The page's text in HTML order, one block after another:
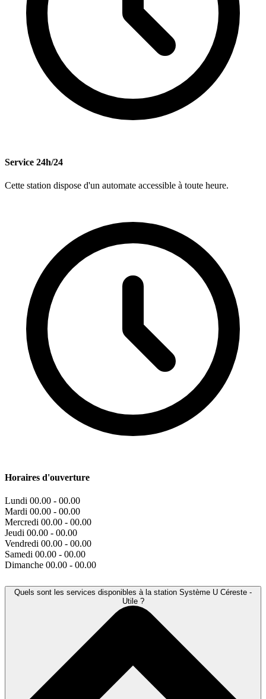
Service 24h/24
Cette station dispose d'un automate accessible à toute heure.
Horaires d'ouverture
Lundi 00.00 - 00.00
Mardi 00.00 - 00.00
Mercredi 00.00 - 00.00
Jeudi 00.00 - 00.00
Vendredi 00.00 - 00.00
Samedi 00.00 - 00.00
Dimanche 00.00 - 00.00
Quels sont les services disponibles à la station Système U Céreste -
Utile ?